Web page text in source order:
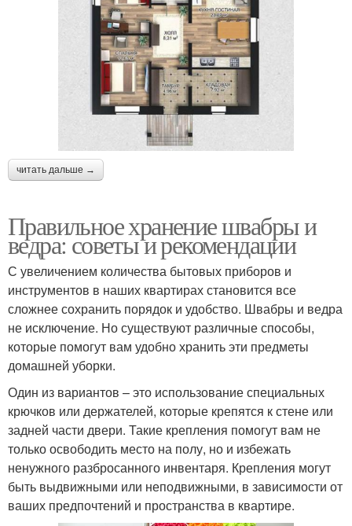
читать дальше →
Правильное хранение швабры и
ведра: советы и рекомендации
С увеличением количества бытовых приборов и
инструментов в наших квартирах становится все
сложнее сохранить порядок и удобство. Швабры и ведра
не исключение. Но существуют различные способы,
которые помогут вам удобно хранить эти предметы
домашней уборки.
Один из вариантов – это использование специальных
крючков или держателей, которые крепятся к стене или
задней части двери. Такие крепления помогут вам не
только освободить место на полу, но и избежать
ненужного разбросанного инвентаря. Крепления могут
быть выдвижными или неподвижными, в зависимости от
ваших предпочтений и пространства в квартире.